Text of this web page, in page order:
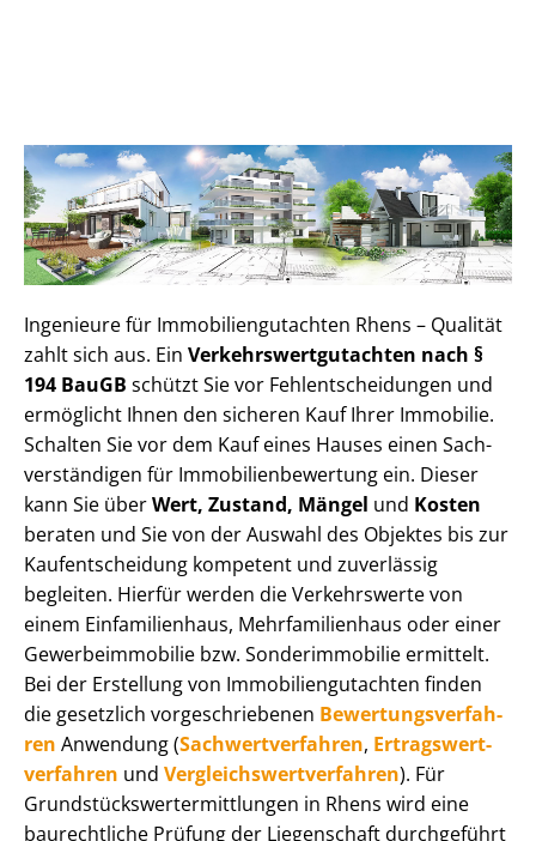
Ingenieure für Im­mo­bi­li­en­gut­ach­ten Rhens – Qualität
zahlt sich aus. Ein Ver­kehrs­wert­gut­ach­ten nach §
194 BauGB schützt Sie vor Fehl­ent­schei­dun­gen und
ermöglicht Ihnen den sicheren Kauf Ihrer Immobilie.
Schalten Sie vor dem Kauf eines Hauses einen Sach­
ver­stän­di­gen für Im­mo­bi­li­en­be­wer­tung ein. Dieser
kann Sie überWert, Zustand, Mängel und Kosten
beraten und Sie von der Auswahl des Objektes bis zur
Kauf­ent­schei­dung kompetent und zuverlässig
begleiten. Hierfür werden die Verkehrswerte von
einem Einfamilienhaus, Mehr­fa­mi­li­en­haus oder einer
Ge­wer­be­im­mo­bi­lie bzw. Sonderimmobilie ermittelt.
Bei der Erstellung von Im­mo­bi­li­en­gut­ach­ten finden
die gesetzlich vor­ge­schrie­be­nen Be­wer­tungs­ver­fah­
ren Anwendung (Sach­wert­ver­fah­ren, Er­trags­wert­
ver­fah­ren und Ver­gleichs­wert­ver­fah­ren). Für
Grund­stücks­wert­ermitt­lun­gen in Rhens wird eine
baurechtliche Prüfung der Liegenschaft durchgeführt